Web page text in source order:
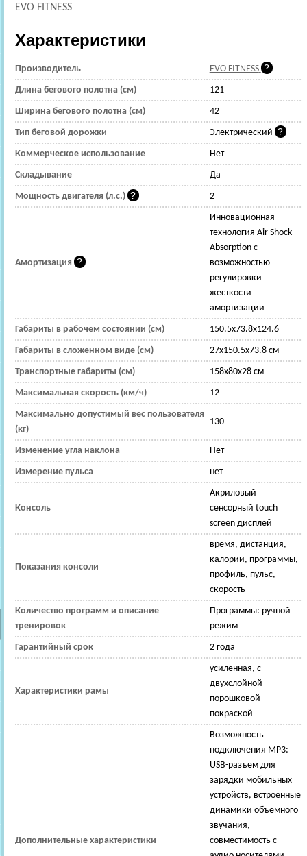
EVO FITNESS
Характеристики
Производитель EVO FITNESS
Длина бегового полотна (см) 121
Ширина бегового полотна (см) 42
Тип беговой дорожки Электрический
Коммерческое использование Нет
Складывание Да
Мощность двигателя (л.с.) 2
Амортизация
Инновационная
технология Air Shock
Absorption с
возможностью
регулировки
жесткости
амортизации
Габариты в рабочем состоянии (см) 150.5x73.8x124.6
Габариты в сложенном виде (см) 27x150.5x73.8 см
Транспортные габариты (см) 158x80x28 см
Максимальная скорость (км/ч) 12
Максимально допустимый вес пользователя
(кг)
130
Изменение угла наклона Нет
Измерение пульса нет
Консоль
Акриловый
сенсорный touch
screen дисплей
Показания консоли
время, дистанция,
калории, программы,
профиль, пульс,
скорость
Количество программ и описание
тренировок
Программы: ручной
режим
Гарантийный срок 2 года
Характеристики рамы
усиленная, с
двухслойной
порошковой
покраской
Дополнительные характеристики
Возможность
подключения MP3:
USB-разъем для
зарядки мобильных
устройств, встроенные
динамики объемного
звучания,
совместимость с